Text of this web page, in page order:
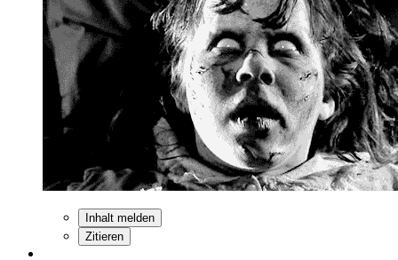
Inhalt melden
Zitieren